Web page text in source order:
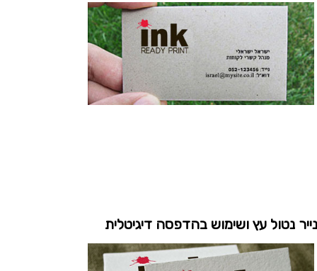
נייר נטול עץ ושימוש בהדפסה דיגיטלית